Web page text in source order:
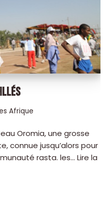
Afrique
Oromia, une grosse
connue jusqu’alors pour
rasta. les… Lire la